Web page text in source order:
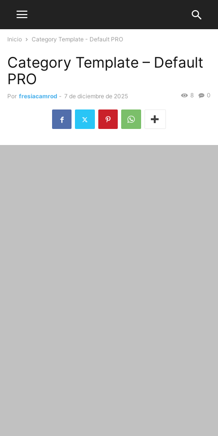
Inicio Category Template - Default PRO
Category Template – Default
PRO
Por fresiacamrod - 7 de diciembre de 2025 0
8